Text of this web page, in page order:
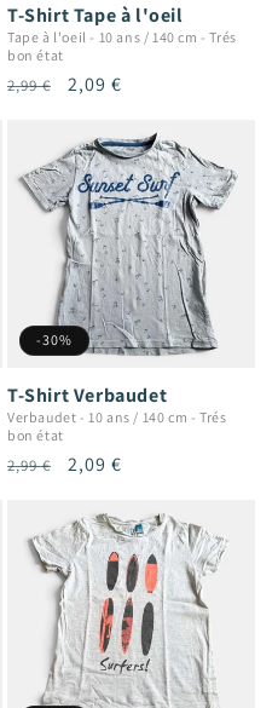
T-Shirt Tape à l'oeil
Tape à l'oeil - 10 ans / 140 cm -Trés
bon état
Prix
2,99 €
Prix
2,09 €
-30%
T-Shirt Verbaudet
Verbaudet - 10 ans / 140 cm -Trés
bon état
Prix
2,99 €
Prix
2,09 €